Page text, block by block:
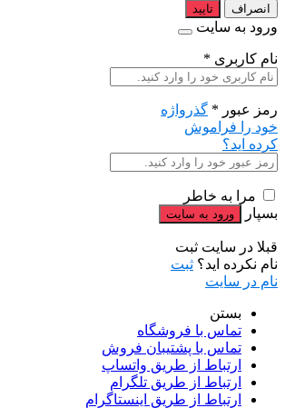
انصراف تایید
ورود به سایت
نام کاربری *
رمز عبور * گذرواژه
خود را فراموش
کرده اید؟
مرا به خاطر
بسپار
قبلا در سایت ثبت
نام نکرده اید؟ ثبت
نام در سایت
بستن
تماس با فروشگاه
تماس با پشتیبان فروش
ارتباط از طریق واتساپ
ارتباط از طریق تلگرام
ارتباط از طریق اینستاگرام